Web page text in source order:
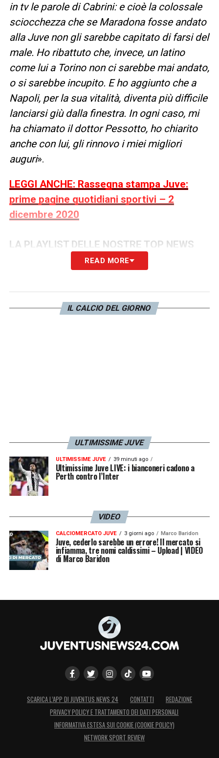
in tv le parole di Cabrini: e cioè la colossale
sciocchezza che se Maradona fosse andato
alla Juve non gli sarebbe capitato di farsi del
male. Ho ribattuto che, invece, un latino
come lui a Torino non ci sarebbe mai andato,
o si sarebbe incupito. E ho aggiunto che a
Napoli, per la sua vitalità, diventa più difficile
lanciarsi giù dalla finestra. In ogni caso, mi
ha chiamato il dottor Pessotto, ho chiarito
anche con lui, gli rinnovo i miei migliori
auguri».
LEGGI ANCHE: Rassegna stampa Juve:
prime pagine quotidiani sportivi – 2
dicembre 2020
LA PLAYLIST DELLE NOSTRE TOP NEWS
READ MORE
IL CALCIO DEL GIORNO
ULTIMISSIME JUVE
ULTIMISSIME JUVE 39 minuti ago
Ultimissime Juve LIVE: i bianconeri cadono a
Perth contro l’Inter
VIDEO
CALCIOMERCATO JUVE 3 giorni ago Marco Baridon
Juve, cederlo sarebbe un errore! Il mercato si
infiamma, tre nomi caldissimi – Upload | VIDEO
di Marco Baridon
SCARICA L’APP DI JUVENTUS NEWS 24 CONTATTI
REDAZIONE
PRIVACY POLICY E TRATTAMENTO DEI DATI PERSONALI
INFORMATIVA ESTESA SUI COOKIE (COOKIE POLICY)
NETWORK SPORT REVIEW